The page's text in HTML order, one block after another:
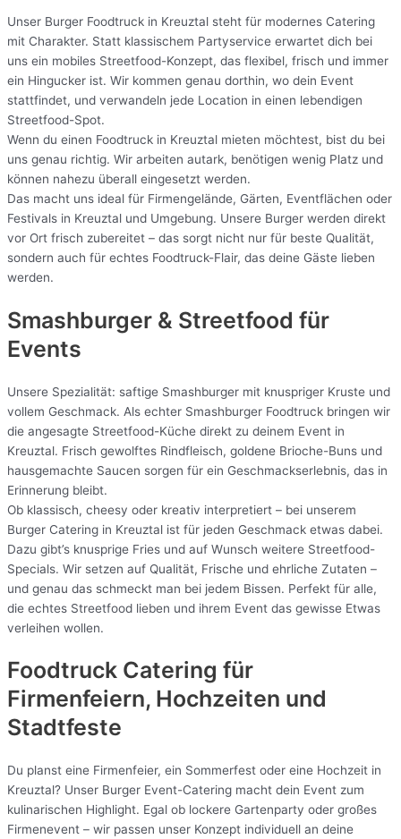
Unser Burger Foodtruck in Kreuztal steht für modernes Catering
mit Charakter. Statt klassischem Partyservice erwartet dich bei
uns ein mobiles Streetfood-Konzept, das flexibel, frisch und immer
ein Hingucker ist. Wir kommen genau dorthin, wo dein Event
stattfindet, und verwandeln jede Location in einen lebendigen
Streetfood-Spot.
Wenn du einen Foodtruck in Kreuztal mieten möchtest, bist du bei
uns genau richtig. Wir arbeiten autark, benötigen wenig Platz und
können nahezu überall eingesetzt werden.
Das macht uns ideal für Firmengelände, Gärten, Eventflächen oder
Festivals in Kreuztal und Umgebung. Unsere Burger werden direkt
vor Ort frisch zubereitet – das sorgt nicht nur für beste Qualität,
sondern auch für echtes Foodtruck-Flair, das deine Gäste lieben
werden.
Smashburger & Streetfood für
Events
Unsere Spezialität: saftige Smashburger mit knuspriger Kruste und
vollem Geschmack. Als echter Smashburger Foodtruck bringen wir
die angesagte Streetfood-Küche direkt zu deinem Event in
Kreuztal. Frisch gewolftes Rindfleisch, goldene Brioche-Buns und
hausgemachte Saucen sorgen für ein Geschmackserlebnis, das in
Erinnerung bleibt.
Ob klassisch, cheesy oder kreativ interpretiert – bei unserem
Burger Catering in Kreuztal ist für jeden Geschmack etwas dabei.
Dazu gibt’s knusprige Fries und auf Wunsch weitere Streetfood-
Specials. Wir setzen auf Qualität, Frische und ehrliche Zutaten –
und genau das schmeckt man bei jedem Bissen. Perfekt für alle,
die echtes Streetfood lieben und ihrem Event das gewisse Etwas
verleihen wollen.
Foodtruck Catering für
Firmenfeiern, Hochzeiten und
Stadtfeste
Du planst eine Firmenfeier, ein Sommerfest oder eine Hochzeit in
Kreuztal? Unser Burger Event-Catering macht dein Event zum
kulinarischen Highlight. Egal ob lockere Gartenparty oder großes
Firmenevent – wir passen unser Konzept individuell an deine